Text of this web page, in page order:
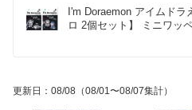
立てください。
アイロン接着とシールタイプの両
I'm Doraemon アイムドラ
ロ 2個セット】 ミニワッ
更新日 ： 08/08 （08/01〜08/07集計）